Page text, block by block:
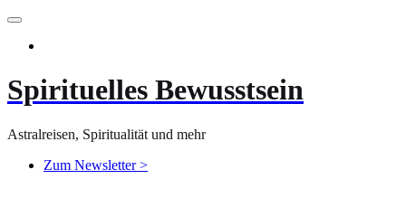
Zum
springen
Spirituelles Bewusstsein
Astralreisen, Spiritualität und mehr
Zum Newsletter >